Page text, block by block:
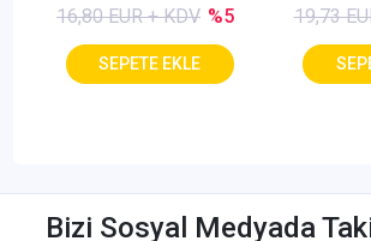
16,80 EUR + KDV %5 19,73
Bizi Sosyal Medyada